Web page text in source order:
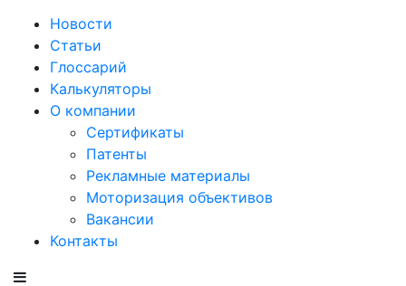
Новости
Статьи
Глоссарий
Калькуляторы
О компании
Сертификаты
Патенты
Рекламные материалы
Моторизация объективов
Вакансии
Контакты